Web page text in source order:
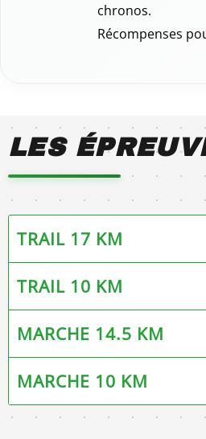
chronos.
Récompenses
LES
TRAIL 17 KM
TRAIL 10 KM
MARCHE 14.5 KM
MARCHE 10 KM